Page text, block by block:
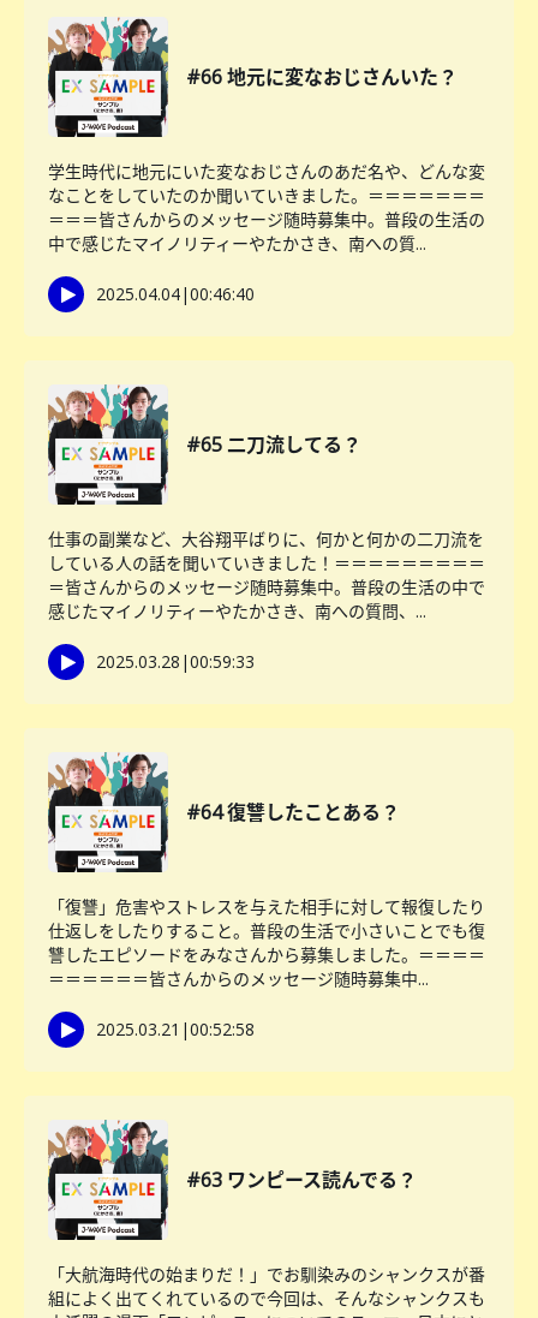
#66 地元に変なおじさんいた？
学生時代に地元にいた変なおじさんのあだ名や、どんな変
なことをしていたのか聞いていきました。＝＝＝＝＝＝＝
＝＝＝皆さんからのメッセージ随時募集中。普段の生活の
中で感じたマイノリティーやたかさき、南への質...
2025.04.04|00:46:40
#65 二刀流してる？
仕事の副業など、大谷翔平ばりに、何かと何かの二刀流を
している人の話を聞いていきました！＝＝＝＝＝＝＝＝＝
＝皆さんからのメッセージ随時募集中。普段の生活の中で
感じたマイノリティーやたかさき、南への質問、...
2025.03.28 |00:59:33
#64 復讐したことある？
「復讐」危害やストレスを与えた相手に対して報復したり
仕返しをしたりすること。普段の生活で小さいことでも復
讐したエピソードをみなさんから募集しました。＝＝＝＝
＝＝＝＝＝＝皆さんからのメッセージ随時募集中...
2025.03.21 |00:52:58
#63 ワンピース読んでる？
「大航海時代の始まりだ！」でお馴染みのシャンクスが番
組によく出てくれているので今回は、そんなシャンクスも